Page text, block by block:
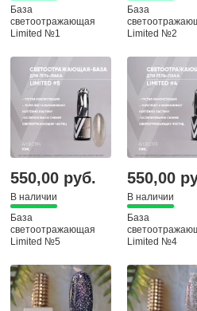
База
светоотражающая
Limited №1
мл
База
Limited №2
мл
550,00 руб.
В наличии
База
светоотражающая
Limited №5
мл
550,00
В наличии
База
Limited №4
мл